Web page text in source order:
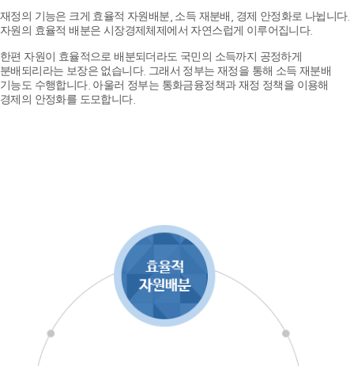
재정의 기능은 크게 효율적 자원배분, 소득 재분배, 경제 안정화로 나뉩니다.
자원의 효율적 배분은 시장경제체제에서 자연스럽게 이루어집니다.
한편 자원이 효율적으로 배분되더라도 국민의 소득까지 공정하게
분배되리라는 보장은 없습니다. 그래서 정부는 재정을 통해 소득 재분배
기능도 수행합니다. 아울러 정부는 통화금융정책과 재정 정책을 이용해
경제의 안정화를 도모합니다.